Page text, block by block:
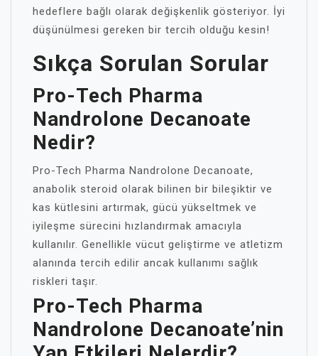
hedeflere bağlı olarak değişkenlik gösteriyor. İyi
düşünülmesi gereken bir tercih olduğu kesin!
Sıkça Sorulan Sorular
Pro-Tech Pharma
Nandrolone Decanoate
Nedir?
Pro-Tech Pharma Nandrolone Decanoate,
anabolik steroid olarak bilinen bir bileşiktir ve
kas kütlesini artırmak, gücü yükseltmek ve
iyileşme sürecini hızlandırmak amacıyla
kullanılır. Genellikle vücut geliştirme ve atletizm
alanında tercih edilir ancak kullanımı sağlık
riskleri taşır.
Pro-Tech Pharma
Nandrolone Decanoate’nin